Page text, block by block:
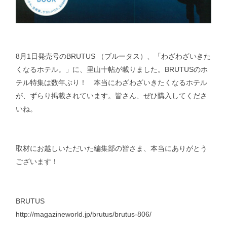
8月1日発売号のBRUTUS （ブルータス）、「わざわざいきた
くなるホテル。」に、里山十帖が載りました。BRUTUSのホ
テル特集は数年ぶり！ 本当にわざわざいきたくなるホテル
が、ずらり掲載されています。皆さん、ぜひ購入してくださ
いね。
取材にお越しいただいた編集部の皆さま、本当にありがとう
ございます！
BRUTUS
http://magazineworld.jp/brutus/brutus-806/